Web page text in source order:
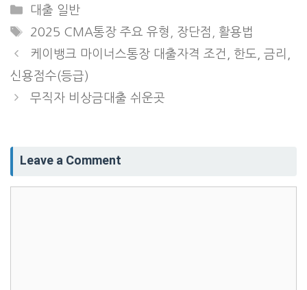
Categories
대출 일반
Tags
2025 CMA통장 주요 유형 장단점
활용법
케이뱅크 마이너스통장 대출자격 조건, 한도, 금리,
신용점수(등급)
무직자 비상금대출 쉬운곳
Leave a Comment